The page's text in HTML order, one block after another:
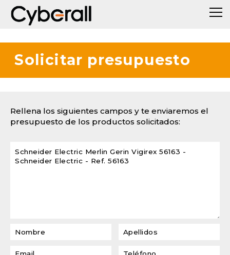
Solicitar presupuesto
Rellena los siguientes campos y te enviaremos el
presupuesto de los productos solicitados: